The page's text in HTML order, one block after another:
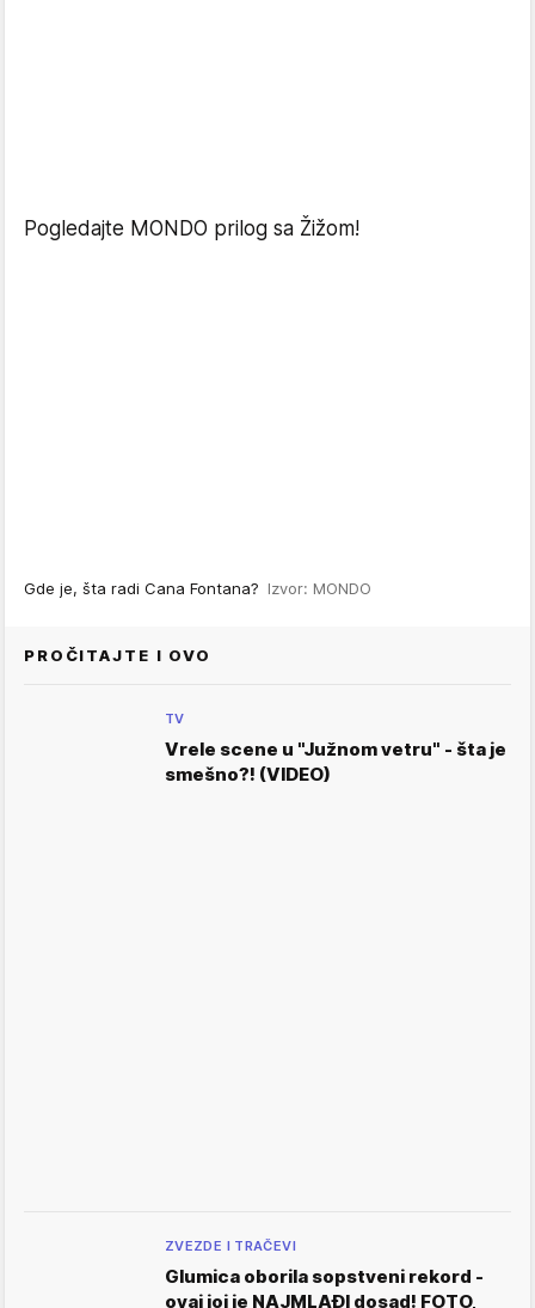
Pogledajte MONDO prilog sa Žižom!
Gde je, šta radi Cana Fontana? Izvor: MONDO
PROČITAJTE I OVO
TV
Vrele scene u "Južnom vetru" - šta je
smešno?! (VIDEO)
ZVEZDE I TRAČEVI
Glumica oborila sopstveni rekord -
ovaj joj je NAJMLAĐI dosad! FOTO,